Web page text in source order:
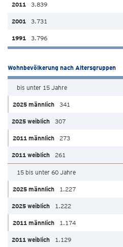
3.839
3.731
3.796
Wohnbevölkerung nach Altersgruppen
bis unter 15 Jahre
341
307
273
261
15 bis unter 60 Jahre
1.227
1.222
1.174
1.129